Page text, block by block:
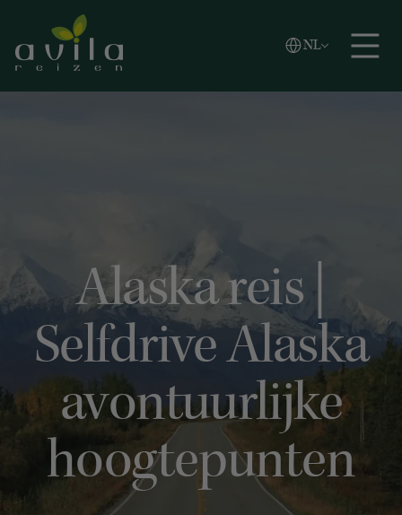
Zoeken
NL
Vlaams
English
Alaska reis |
Selfdrive Alaska
avontuurlijke
hoogtepunten